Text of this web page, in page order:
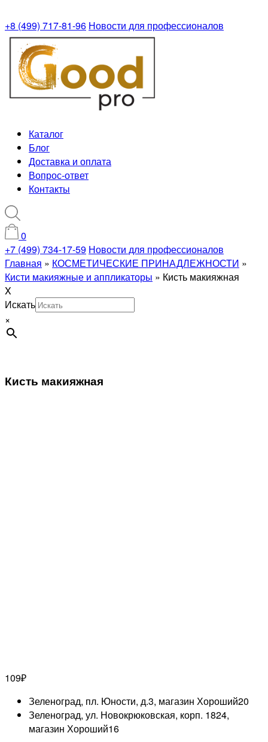
+8 (499) 717-81-96 Новости для профессионалов
Каталог
Блог
Доставка и оплата
Вопрос-ответ
Контакты
0
+7 (499) 734-17-59 Новости для профессионалов
Главная » КОСМЕТИЧЕСКИЕ ПРИНАДЛЕЖНОСТИ »
Кисти макияжные и аппликаторы » Кисть макияжная
X
Искать
×
Кисть макияжная
109₽
Зеленоград, пл. Юности, д.3, магазин Хороший20
Зеленоград, ул. Новокрюковская, корп. 1824,
магазин Хороший16